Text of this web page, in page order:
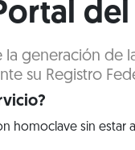
del
la generación de
su Registro
homoclave sin estar